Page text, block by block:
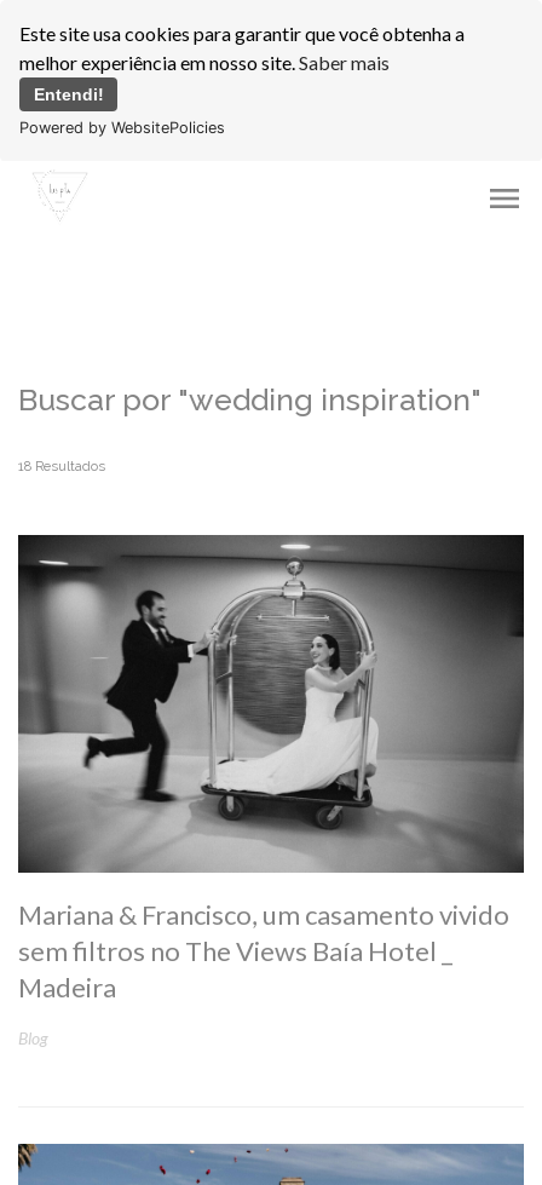
Este site usa cookies para garantir que você obtenha a
melhor experiência em nosso site.Saber mais
Entendi!
Powered by WebsitePolicies
menu
Buscar por "wedding inspiration"
18 Resultados
Mariana & Francisco, um casamento vivido
sem filtros no The Views Baía Hotel _
Madeira
Blog